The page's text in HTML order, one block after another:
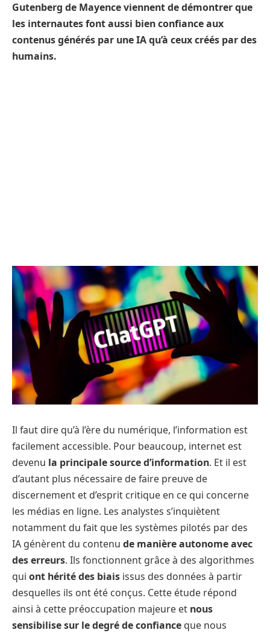
Gutenberg de Mayence viennent de démontrer que
les internautes font aussi bien confiance aux
contenus générés par une IA qu’à ceux créés par des
humains.
Il faut dire qu’à l’ère du numérique, l’information est
facilement accessible. Pour beaucoup, internet est
devenu la principale source d’information. Et il est
d’autant plus nécessaire de faire preuve de
discernement et d’esprit critique en ce qui concerne
les médias en ligne. Les analystes s’inquiètent
notamment du fait que les systèmes pilotés par des
IA génèrent du contenu de manière autonome avec
des erreurs. Ils fonctionnent grâce à des algorithmes
qui ont hérité des biais issus des données à partir
desquelles ils ont été conçus. Cette étude répond
ainsi à cette préoccupation majeure et nous
sensibilise sur le degré de confiance que nous